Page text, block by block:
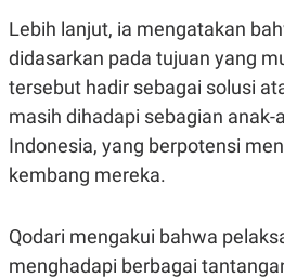
Lebih lanjut, ia mengatakan
didasarkan pada tujuan yang
tersebut hadir sebagai solusi
masih dihadapi sebagian anak-
Indonesia, yang berpotensi
kembang mereka.
Qodari mengakui bahwa
menghadapi berbagai